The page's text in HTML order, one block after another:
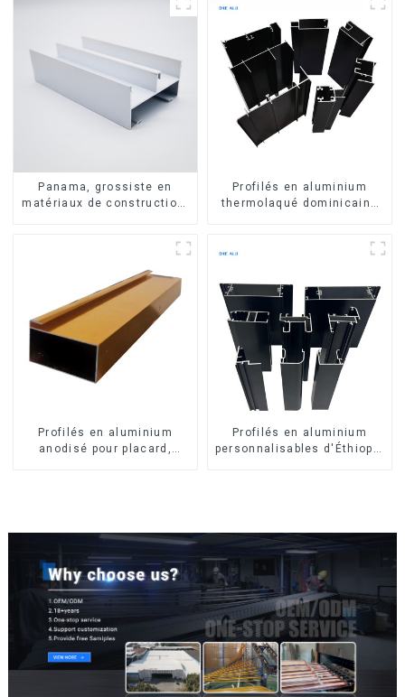
Panama, grossiste en
matériaux de construction,
Profilés en aluminium
thermolaqué dominicains
Profilés en aluminium
anodisé pour placard,
Profilés en aluminium
personnalisables d'Éthiopie